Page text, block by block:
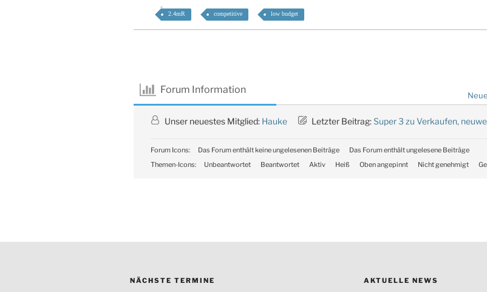
2.4mR competitive low budget
Forum Information
Unser neuestes Mitglied: Hauke Letzter Beitrag:Super 3 zu Verkaufen,
Forum Icons: Das Forum enthält keine ungelesenen Beiträge
Das Forum enthält ungelesene Beiträge
Themen-Icons:
Unbeantwortet Beantwortet Aktiv Heiß Oben angepinnt Nicht genehmigt
NÄCHSTE TERMINE AKTUELLE NEWS